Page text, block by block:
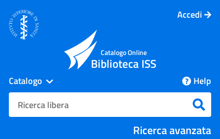
Accedi
Catalogo Online
Biblioteca ISS
Catalogo
cambia
Help
Cerca su "Catalogo"
Cerca
Ricerca avanzata